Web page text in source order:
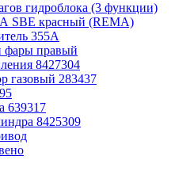
гидроблока (3 функции)
SBE красный (REMA)
355А
фары правый
8427304
газовый 283437
639317
8425309